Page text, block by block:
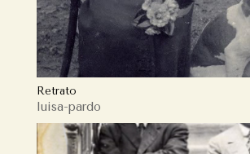
Retrato
luisa-pardo